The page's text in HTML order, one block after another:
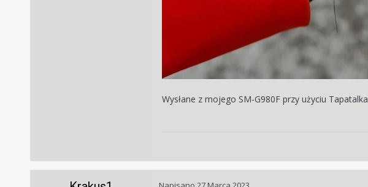
Wysłane z mojego SM-G980F przy użyciu Tapatalka